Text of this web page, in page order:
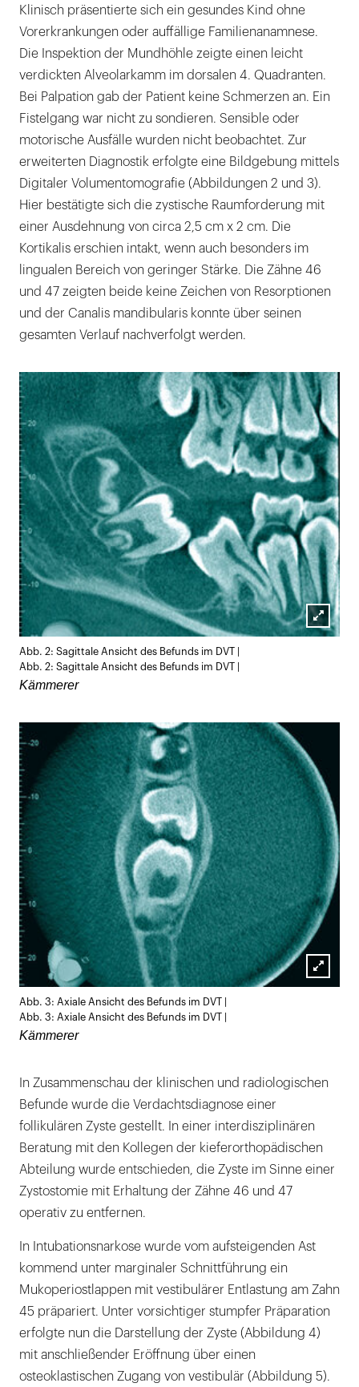
Klinisch präsentierte sich ein gesundes Kind ohne
Vorerkrankungen oder auffällige Familienanamnese.
Die Inspektion der Mundhöhle zeigte einen leicht
verdickten Alveolarkamm im dorsalen 4. Quadranten.
Bei Palpation gab der Patient keine Schmerzen an. Ein
Fistelgang war nicht zu sondieren. Sensible oder
motorische Ausfälle wurden nicht beobachtet. Zur
erweiterten Diagnostik erfolgte eine Bildgebung mittels
Digitaler Volumentomografie (Abbildungen 2 und 3).
Hier bestätigte sich die zystische Raumforderung mit
einer Ausdehnung von circa 2,5 cm x 2 cm. Die
Kortikalis erschien intakt, wenn auch besonders im
lingualen Bereich von geringer Stärke. Die Zähne 46
und 47 zeigten beide keine Zeichen von Resorptionen
und der Canalis mandibularis konnte über seinen
gesamten Verlauf nachverfolgt werden.
Abb. 2: Sagittale Ansicht des Befunds im DVT |
Abb. 2: Sagittale Ansicht des Befunds im DVT |
Kämmerer
Abb. 3: Axiale Ansicht des Befunds im DVT |
Abb. 3: Axiale Ansicht des Befunds im DVT |
Kämmerer
In Zusammenschau der klinischen und radiologischen
Befunde wurde die Verdachtsdiagnose einer
follikulären Zyste gestellt. In einer interdisziplinären
Beratung mit den Kollegen der kieferorthopädischen
Abteilung wurde entschieden, die Zyste im Sinne einer
Zystostomie mit Erhaltung der Zähne 46 und 47
operativ zu entfernen.
In Intubationsnarkose wurde vom aufsteigenden Ast
kommend unter marginaler Schnittführung ein
Mukoperiostlappen mit vestibulärer Entlastung am Zahn
45 präpariert. Unter vorsichtiger stumpfer Präparation
erfolgte nun die Darstellung der Zyste (Abbildung 4)
mit anschließender Eröffnung über einen
osteoklastischen Zugang von vestibulär (Abbildung 5).